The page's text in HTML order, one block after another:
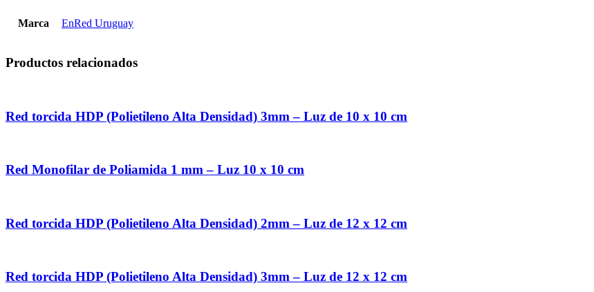
Marca EnRed Uruguay
Productos relacionados
Red torcida HDP (Polietileno Alta Densidad) 3mm – Luz de 10 x 10 cm
Red Monofilar de Poliamida 1 mm – Luz 10 x 10 cm
Red torcida HDP (Polietileno Alta Densidad) 2mm – Luz de 12 x 12 cm
Red torcida HDP (Polietileno Alta Densidad) 3mm – Luz de 12 x 12 cm